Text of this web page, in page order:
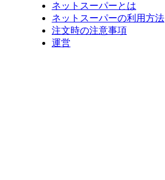
ネットスーパーとは
ネットスーパーの利用方法
注文時の注意事項
運営